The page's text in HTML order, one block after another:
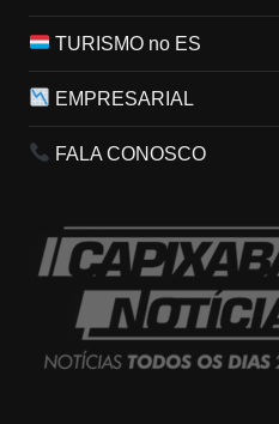
TURISMO no ES
EMPRESARIAL
FALA CONOSCO